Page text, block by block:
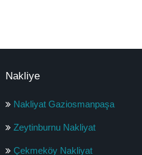
Nakliye
Nakliyat Gaziosmanpaşa
Zeytinburnu Nakliyat
Çekmeköy Nakliyat